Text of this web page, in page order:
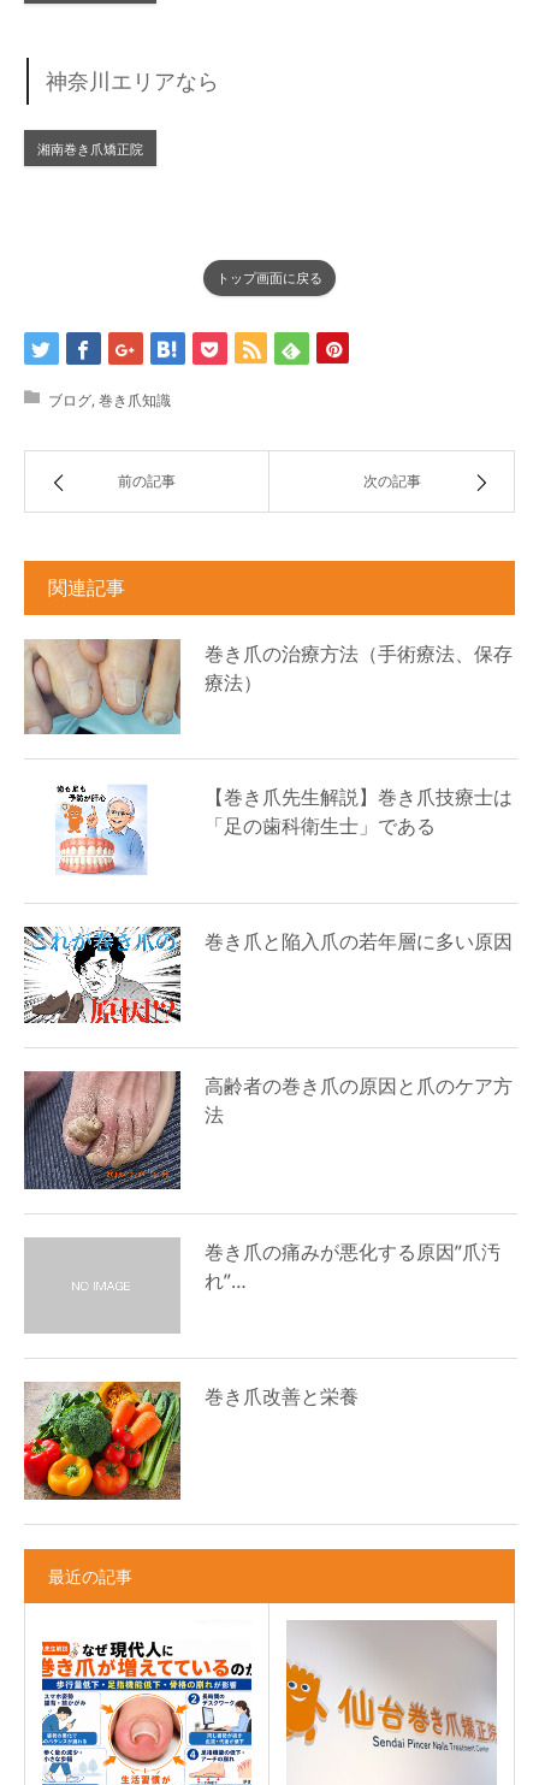
神奈川エリアなら
湘南巻き爪矯正院
トップ画面に戻る
ブログ, 巻き爪知識
前の記事 次の記事
関連記事
巻き爪の治療方法（手術療法、保存
療法）
【巻き爪先生解説】巻き爪技療士は
「足の歯科衛生士」である
巻き爪と陥入爪の若年層に多い原因
高齢者の巻き爪の原因と爪のケア方
法
巻き爪の痛みが悪化する原因”爪汚
れ”…
巻き爪改善と栄養
最近の記事